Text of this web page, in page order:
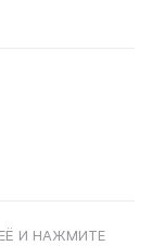
И НАЖМИТЕ